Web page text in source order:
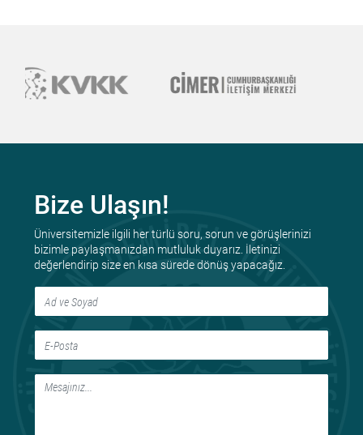
Bize Ulaşın!
Üniversitemizle ilgili her türlü soru, sorun ve görüşlerinizi
bizimle paylaşmanızdan mutluluk duyarız. İletinizi
değerlendirip size en kısa sürede dönüş yapacağız.